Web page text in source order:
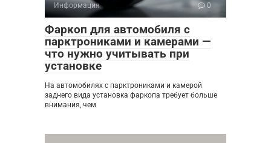
Информация 0
Фаркоп для автомобиля с
парктрониками и камерами —
что нужно учитывать при
установке
На автомобилях с парктрониками и камерой
заднего вида установка фаркопа требует больше
внимания, чем